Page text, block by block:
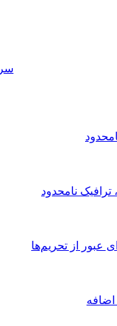
نامحدود
عبور از تحریم‌ها